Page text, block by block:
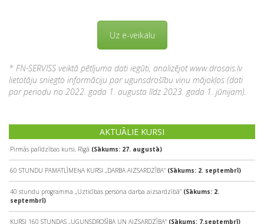
* FN-SERVISS veiktā pētījuma dati iegūti, analizējot www.drosais.lv
lietotāju sniegto informāciju par ugunsdrošību viņu mājokļos (dati
AKTUĀLIE KURSI
Pirmās palīdzības kursi, Rīgā(Sākums: 27. augustā)
60 STUNDU PAMATLĪMEŅA KURSI „DARBA AIZSARDZĪBA”(Sākums: 2. septembrī)
40 stundu programma „Uzticības persona darba aizsardzībā”
septembrī)